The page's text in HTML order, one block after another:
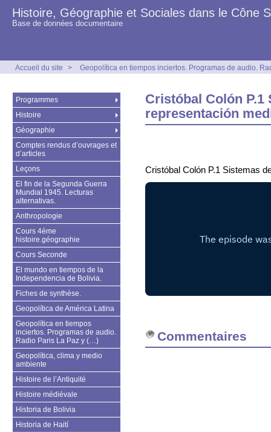
Histoire, Géographie et Sociales dans le Cône
Base de données documentaire
Accueil du site > Geopolítica en tiempos inciertos. Programas de audio.
Cristóbal Colón P.1
representación
Cristóbal Colón P.1 Sistemas
Commentaires
Programmes
Histoire
Géographie
Comptes rendus d’ouvrages et
d’articles
Leçons
El fin de la Segunda Guerra
Mundial 1945. Lecturas
alternativas.
Anthropologie
Cours 4éme
histoire.géographie
Cours Seconde
El mundo en tiempos de la
Independencia de Bolivia.
Fiches de synthèse.
Geopolítica de América Latina
Geopolítica en tiempos
inciertos. Programas de audio.
Radio Paris La Paz y (…)
Geopolítica, clima y medio
ambiente
Histoire de l’Antiquité
Histoire médiévale
Historia de Bolivia
Historia de Haití